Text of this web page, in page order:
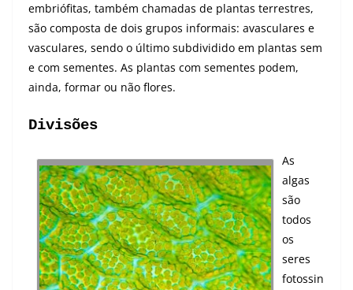
embriófitas, também chamadas de plantas terrestres,
são composta de dois grupos informais: avasculares e
vasculares, sendo o último subdividido em plantas sem
e com sementes. As plantas com sementes podem,
ainda, formar ou não flores.
Divisões
As
algas
são
todos
os
seres
fotossin